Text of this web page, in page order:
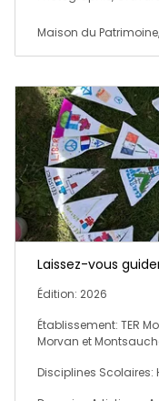
Maison du
Laissez-vous
Édition: 2026
Établissement: TER
Morvan et
Disciplines